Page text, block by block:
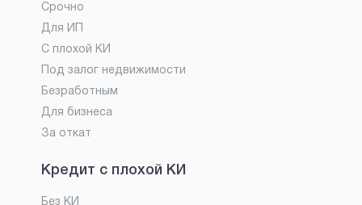
Срочно
Для ИП
С плохой КИ
Под залог недвижимости
Безработным
Для бизнеса
За откат
Кредит с плохой КИ
Без КИ